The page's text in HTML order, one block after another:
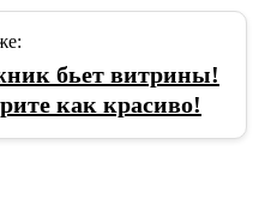
бьет витрины!
как красиво!